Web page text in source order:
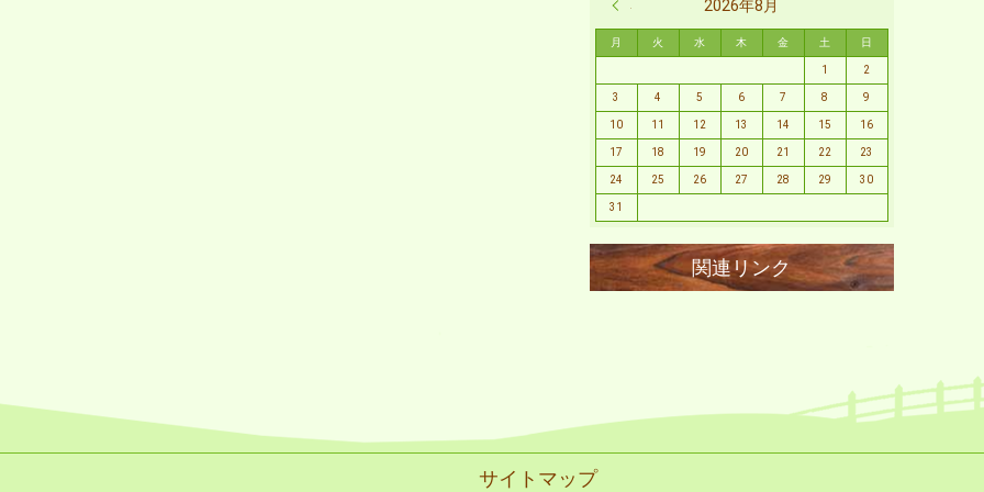
2026年8月
月 火 水 木 金 土 日
1 2
3 4 5 6 7 8 9
10 11 12 13 14 15 16
17 18 19 20 21 22 23
24 25 26 27 28 29 30
31
サイトマップ